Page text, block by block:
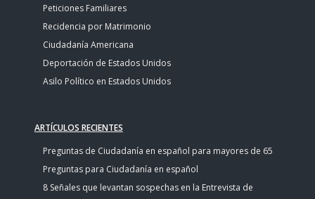
Peticiones Familiares
Recidencia por Matrimonio
Ciudadanía Americana
Deportación de Estados Unidos
Asilo Político en Estados Unidos
ARTÍCULOS RECIENTES
Preguntas de Ciudadanía en español para mayores de 65
Preguntas para Ciudadanía en español
8 Señales que levantan sospechas en la Entrevista de